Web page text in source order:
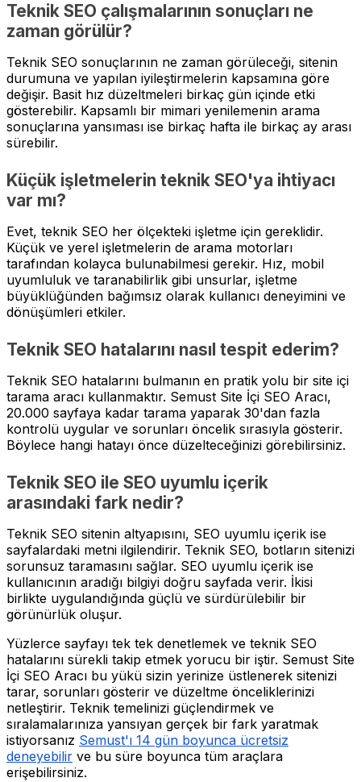
Teknik SEO çalışmalarının sonuçları ne
zaman görülür?
Teknik SEO sonuçlarının ne zaman görüleceği, sitenin
durumuna ve yapılan iyileştirmelerin kapsamına göre
değişir. Basit hız düzeltmeleri birkaç gün içinde etki
gösterebilir. Kapsamlı bir mimari yenilemenin arama
sonuçlarına yansıması ise birkaç hafta ile birkaç ay arası
sürebilir.
Küçük işletmelerin teknik SEO'ya ihtiyacı
var mı?
Evet, teknik SEO her ölçekteki işletme için gereklidir.
Küçük ve yerel işletmelerin de arama motorları
tarafından kolayca bulunabilmesi gerekir. Hız, mobil
uyumluluk ve taranabilirlik gibi unsurlar, işletme
büyüklüğünden bağımsız olarak kullanıcı deneyimini ve
dönüşümleri etkiler.
Teknik SEO hatalarını nasıl tespit ederim?
Teknik SEO hatalarını bulmanın en pratik yolu bir site içi
tarama aracı kullanmaktır. Semust Site İçi SEO Aracı,
20.000 sayfaya kadar tarama yaparak 30'dan fazla
kontrolü uygular ve sorunları öncelik sırasıyla gösterir.
Böylece hangi hatayı önce düzelteceğinizi görebilirsiniz.
Teknik SEO ile SEO uyumlu içerik
arasındaki fark nedir?
Teknik SEO sitenin altyapısını, SEO uyumlu içerik ise
sayfalardaki metni ilgilendirir. Teknik SEO, botların sitenizi
sorunsuz taramasını sağlar. SEO uyumlu içerik ise
kullanıcının aradığı bilgiyi doğru sayfada verir. İkisi
birlikte uygulandığında güçlü ve sürdürülebilir bir
görünürlük oluşur.
Yüzlerce sayfayı tek tek denetlemek ve teknik SEO
hatalarını sürekli takip etmek yorucu bir iştir. Semust Site
İçi SEO Aracı bu yükü sizin yerinize üstlenerek sitenizi
tarar, sorunları gösterir ve düzeltme önceliklerinizi
netleştirir. Teknik temelinizi güçlendirmek ve
sıralamalarınıza yansıyan gerçek bir fark yaratmak
istiyorsanız Semust'ı 14 gün boyunca ücretsiz
deneyebilir ve bu süre boyunca tüm araçlara
erişebilirsiniz.